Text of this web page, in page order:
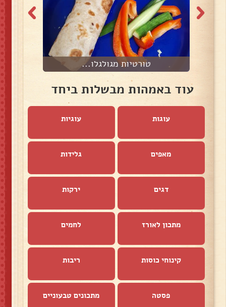
טורטיות מגולגלו...
עוד באמהות מבשלות ביחד
עוגות עוגיות
מאפים גלידות
דגים ירקות
מתכון לאורז לחמים
קינוחי כוסות ריבות
פסטה מתכונים טבעוניים